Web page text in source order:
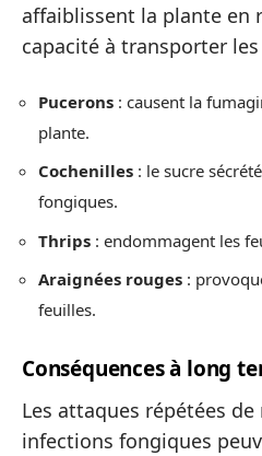
affaiblissent la plante en
capacité à transporter
Pucerons : causent la
plante.
Cochenilles : le sucre
fongiques.
Thrips : endommagent les
Araignées rouges :
feuilles.
Conséquences à long
Les attaques répétées
infections fongiques